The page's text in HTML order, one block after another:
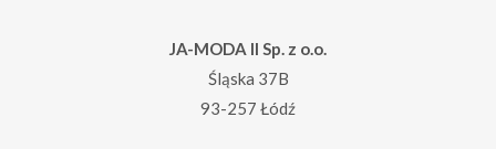
JA-MODA II Sp. z o.o.
Śląska 37B
93-257 Łódź